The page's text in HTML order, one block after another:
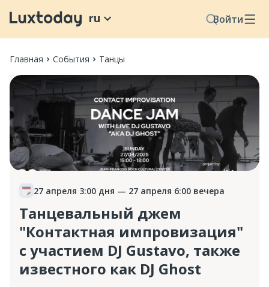
Войти
ru
Главная События Танцы
27 апреля 3:00 дня — 27 апреля 6:00 вечера
Танцевальный джем
"Контактная импровизация"
с участием DJ Gustavo, также
известного как DJ Ghost